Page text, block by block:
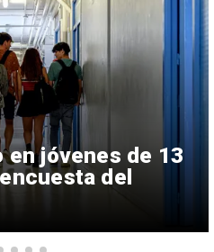
jóvenes de 13
del